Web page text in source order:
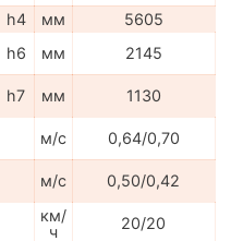
h4 мм
5605
h6 мм
2145
h7 мм
1130
м/с
0,64/0,70
м/с
0,50/0,42
км/
ч
20/20